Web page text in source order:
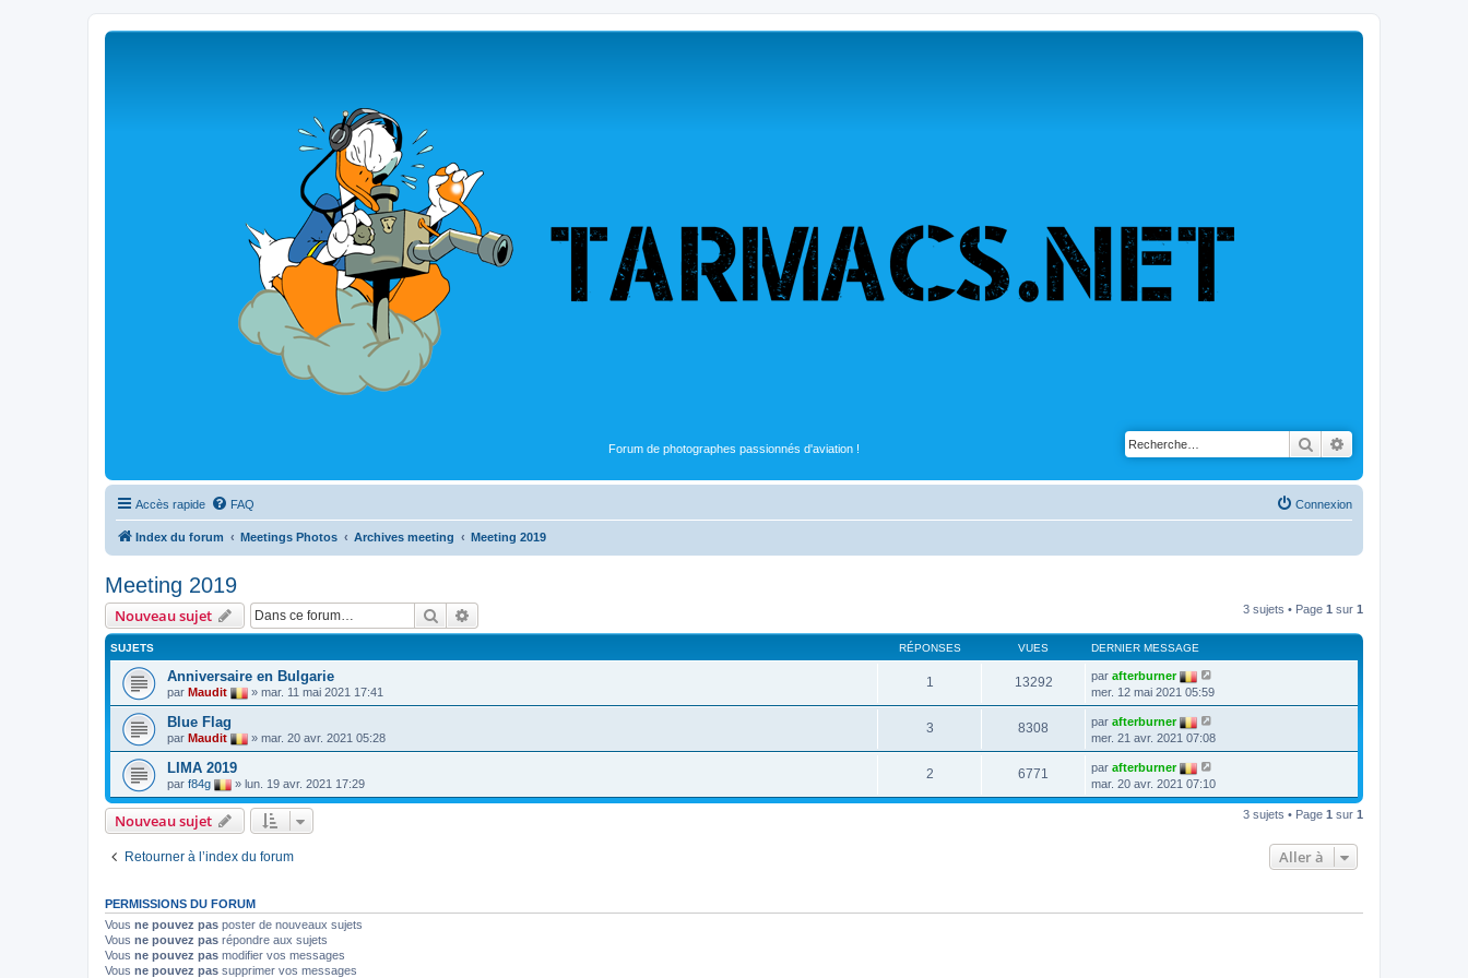
Forum de photographes passionnés d'aviation ! Rechercher
Accès rapide FAQ Connexion
Index du forum Meetings Photos Archives meeting Meeting 2019
Meeting 2019
Nouveau sujet Rechercher 3 sujets • Page 1 sur 1
SUJETS RÉPONSES VUES DERNIER MESSAGE
Anniversaire en Bulgarie
par Maudit » mar. 11 mai 2021 17:41
1 13292 par afterburner
mer. 12 mai 2021 05:59
Blue Flag
par Maudit » mar. 20 avr. 2021 05:28
3 8308 par afterburner
mer. 21 avr. 2021 07:08
LIMA 2019
par f84g » lun. 19 avr. 2021 17:29
2 6771 par afterburner
mar. 20 avr. 2021 07:10
Nouveau sujet 3 sujets • Page 1 sur 1
Retourner à l’index du forum Aller à
PERMISSIONS DU FORUM
Vous ne pouvez pas poster de nouveaux sujets
Vous ne pouvez pas répondre aux sujets
Vous ne pouvez pas modifier vos messages
Vous ne pouvez pas supprimer vos messages